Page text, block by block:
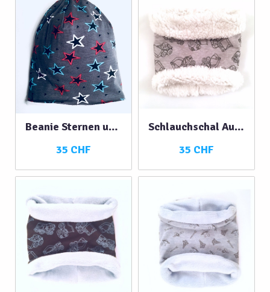
Bestsellers Baby
lila
grau
mehrfarbig
OPTIONEN
alle
Beanie Sternen unisex
35 CHF
Schlauchschal Autos mit Teddyfell
35 CHF